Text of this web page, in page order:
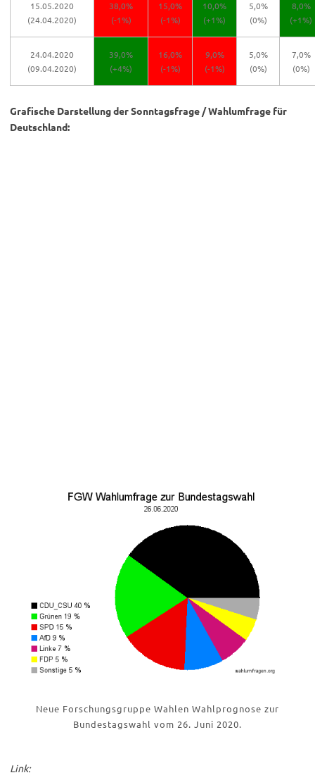
15.05.2020
(24.04.2020)
38,0%
(-1%)
15,0%
(-1%)
10,0%
(+1%)
5,0%
(0%)
8,0%
(+1%)
24.04.2020
(09.04.2020)
39,0%
(+4%)
16,0%
(-1%)
9,0%
(-1%)
5,0%
(0%)
7,0%
(0%)
Grafische Darstellung der Sonntagsfrage / Wahlumfrage für
Deutschland:
Neue Forschungsgruppe Wahlen Wahlprognose zur
Bundestagswahl vom 26. Juni 2020.
Link: